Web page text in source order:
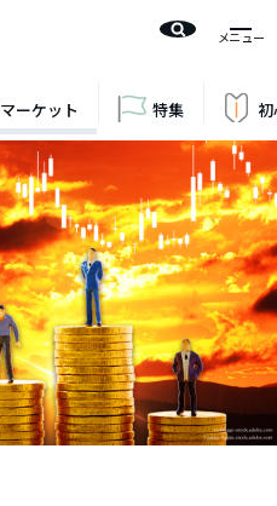
マーケット 特集